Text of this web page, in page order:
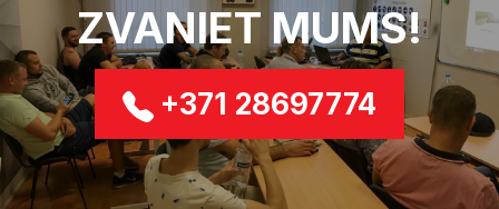
ZVANIET MUMS!
+371 28697774